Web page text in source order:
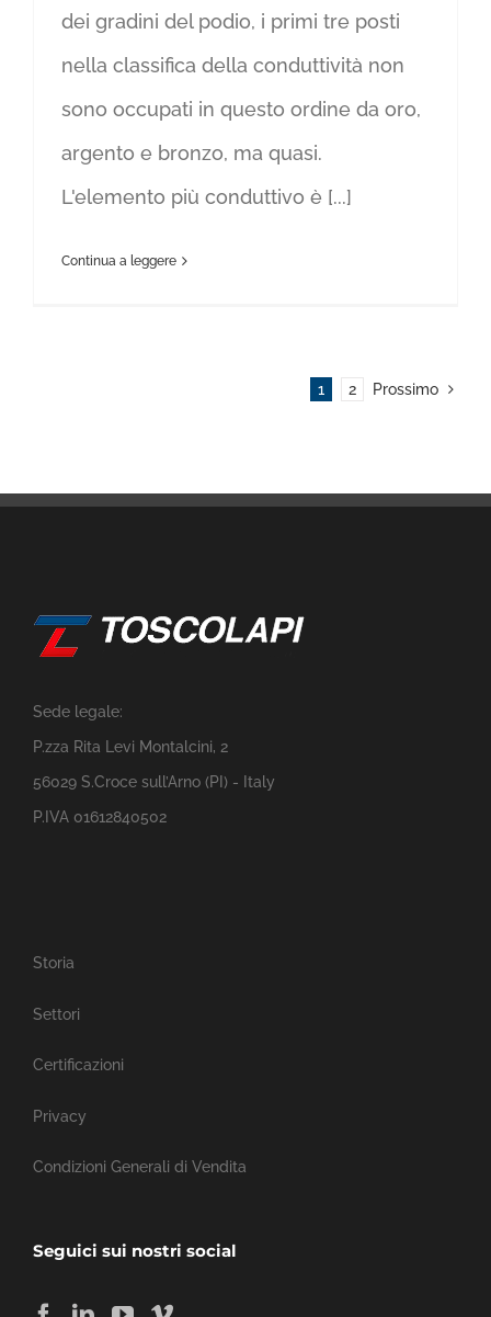
dei gradini del podio, i primi tre posti
nella classifica della conduttività non
sono occupati in questo ordine da oro,
argento e bronzo, ma quasi.
L'elemento più conduttivo è [...]
Continua a leggere
1 2 Prossimo
Sede legale:
P.zza Rita Levi Montalcini, 2
56029 S.Croce sull’Arno (PI) - Italy
P.IVA 01612840502
Storia
Settori
Certificazioni
Privacy
Condizioni Generali di Vendita
Seguici sui nostri social